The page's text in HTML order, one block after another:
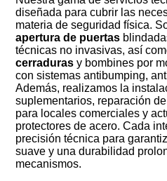
diseñada para cubrir las
materia de seguridad física.
apertura de puertas
técnicas no invasivas, así
cerraduras y bombines por
con sistemas antibumping,
Además, realizamos la
suplementarios, reparación
para locales comerciales y
protectores de acero. Cada
precisión técnica para
suave y una durabilidad
mecanismos.